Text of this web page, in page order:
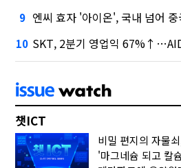
9 엔씨 효자 '아이온', 국내 넘어
10 SKT, 2분기 영업익
챗ICT
비밀 편지의 자물